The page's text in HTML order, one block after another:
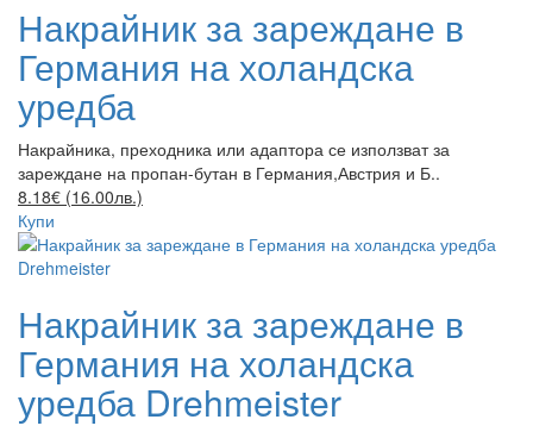
Накрайник за зареждане в
Германия на холандска
уредба
Накрайника, преходника или адаптора се използват за
зареждане на пропан-бутан в Германия,Австрия и Б..
8.18€ (16.00лв.)
Купи
Накрайник за зареждане в
Германия на холандска
уредба Drehmeister